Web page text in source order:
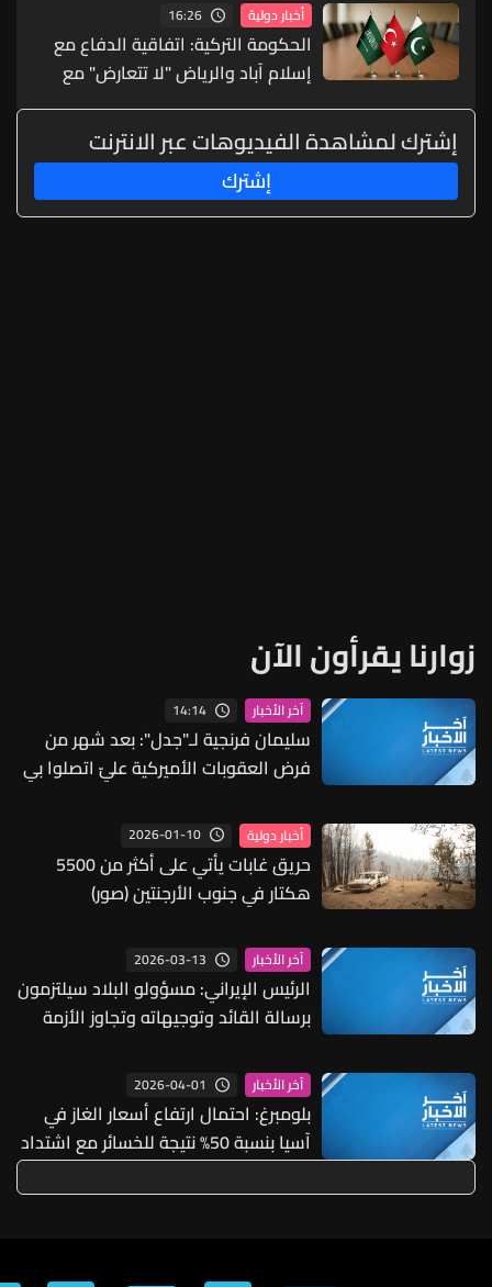
أخبار دولية 16:26
الحكومة التركية: اتفاقية الدفاع مع
إسلام آباد والرياض "لا تتعارض" مع
التزامات الناتو
إشترك لمشاهدة الفيديوهات عبر الانترنت
إشترك
زوارنا يقرأون الآن
آخر الأخبار 14:14
سليمان فرنجية لـ"جدل": بعد شهر من
فرض العقوبات الأميركية عليّ اتصلوا بي
بيطلع بإيدنا"
أخبار دولية 2026-01-10
حريق غابات يأتي على أكثر من 5500
هكتار في جنوب الأرجنتين (صور)
آخر الأخبار 2026-03-13
الرئيس الإيراني: مسؤولو البلاد سيلتزمون
برسالة القائد وتوجيهاته وتجاوز الأزمة
آخر الأخبار 2026-04-01
بلومبرغ: احتمال ارتفاع أسعار الغاز في
آسيا بنسبة 50% نتيجة للخسائر مع اشتداد
المنافسة على الشحنات الفورية